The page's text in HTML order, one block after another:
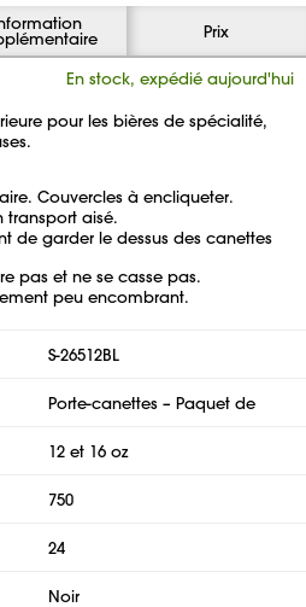
Prix
En stock, expédié aujourd'hui
pour les bières de spécialité,
Couvercles à encliqueter.
transport aisé.
de garder le dessus des canettes
pas et ne se casse pas.
peu encombrant.
S-26512BL
Porte-canettes – Paquet de
12 et 16 oz
750
24
Noir